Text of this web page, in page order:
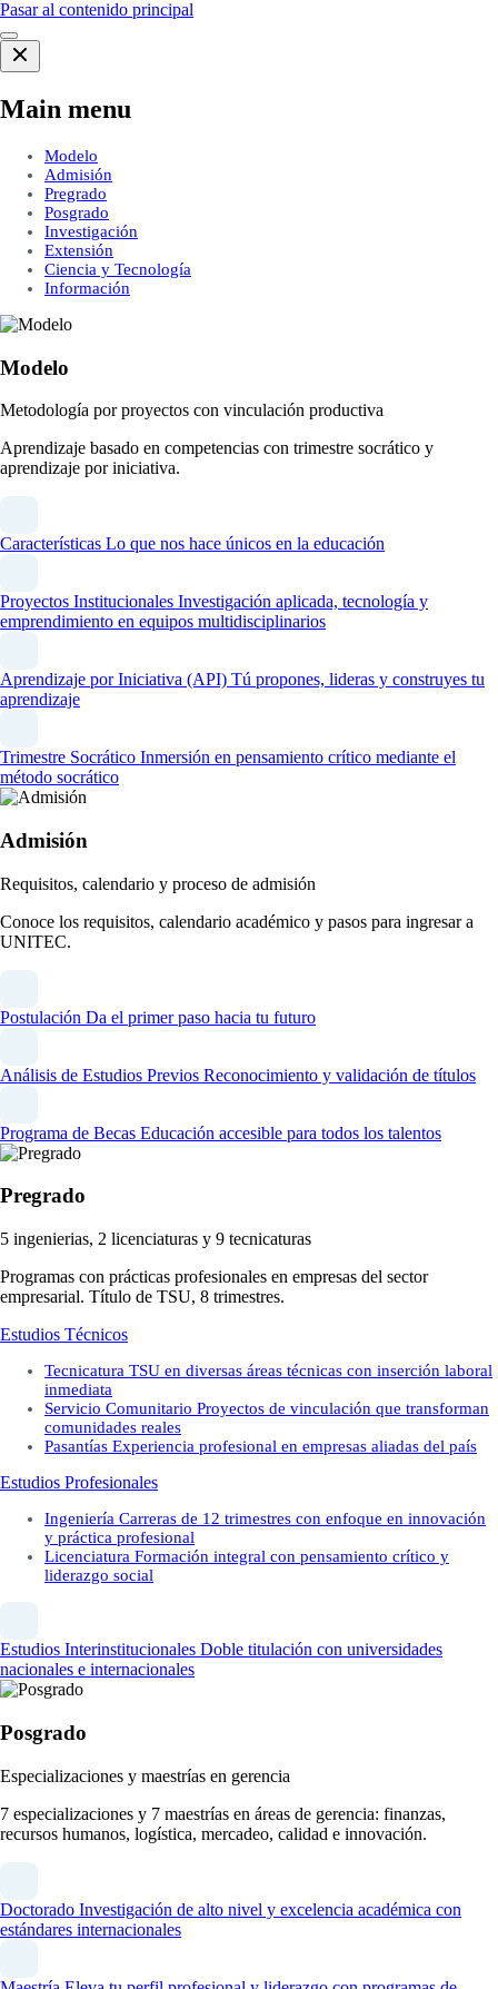
Pasar al contenido principal
Main menu
Modelo
Admisión
Pregrado
Posgrado
Investigación
Extensión
Ciencia y Tecnología
Información
Modelo
Metodología por proyectos con vinculación productiva
Aprendizaje basado en competencias con trimestre socrático y
aprendizaje por iniciativa.
Características Lo que nos hace únicos en la educación
Proyectos Institucionales Investigación aplicada, tecnología y
emprendimiento en equipos multidisciplinarios
Aprendizaje por Iniciativa (API) Tú propones, lideras y construyes tu
aprendizaje
Trimestre Socrático Inmersión en pensamiento crítico mediante el
método socrático
Admisión
Requisitos, calendario y proceso de admisión
Conoce los requisitos, calendario académico y pasos para ingresar a
UNITEC.
Postulación Da el primer paso hacia tu futuro
Análisis de Estudios Previos Reconocimiento y validación de títulos
Programa de Becas Educación accesible para todos los talentos
Pregrado
5 ingenierias, 2 licenciaturas y 9 tecnicaturas
Programas con prácticas profesionales en empresas del sector
empresarial. Título de TSU, 8 trimestres.
Estudios Técnicos
Tecnicatura TSU en diversas áreas técnicas con inserción laboral
inmediata
Servicio Comunitario Proyectos de vinculación que transforman
comunidades reales
Pasantías Experiencia profesional en empresas aliadas del país
Estudios Profesionales
Ingeniería Carreras de 12 trimestres con enfoque en innovación
y práctica profesional
Licenciatura Formación integral con pensamiento crítico y
liderazgo social
Estudios Interinstitucionales Doble titulación con universidades
nacionales e internacionales
Posgrado
Especializaciones y maestrías en gerencia
7 especializaciones y 7 maestrías en áreas de gerencia: finanzas,
recursos humanos, logística, mercadeo, calidad e innovación.
Doctorado Investigación de alto nivel y excelencia académica con
estándares internacionales